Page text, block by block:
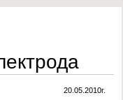
20.05.2010г.